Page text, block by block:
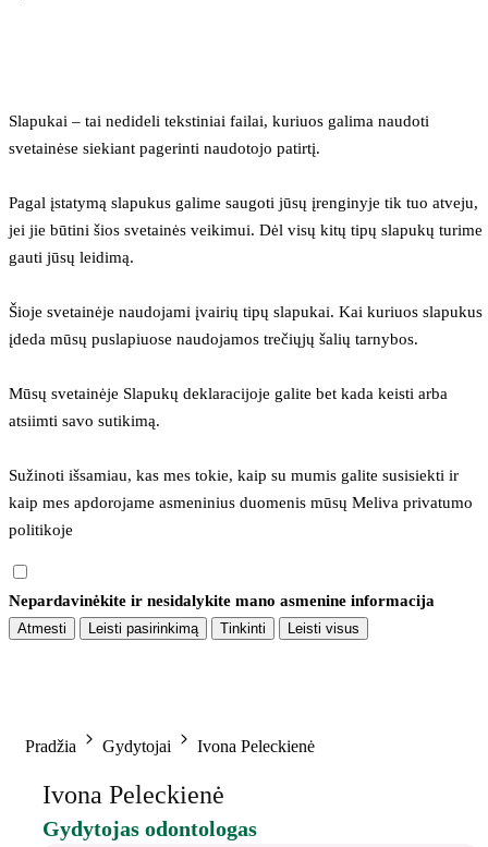
Slapukai – tai nedideli tekstiniai failai, kuriuos galima naudoti
svetainėse siekiant pagerinti naudotojo patirtį.
Pagal įstatymą slapukus galime saugoti jūsų įrenginyje tik tuo atveju,
jei jie būtini šios svetainės veikimui. Dėl visų kitų tipų slapukų turime
gauti jūsų leidimą.
Šioje svetainėje naudojami įvairių tipų slapukai. Kai kuriuos slapukus
įdeda mūsų puslapiuose naudojamos trečiųjų šalių tarnybos.
Mūsų svetainėje Slapukų deklaracijoje galite bet kada keisti arba
atsiimti savo sutikimą.
Sužinoti išsamiau, kas mes tokie, kaip su mumis galite susisiekti ir
kaip mes apdorojame asmeninius duomenis mūsų Meliva privatumo
politikoje
Nepardavinėkite ir nesidalykite mano asmenine informacija
Atmesti Leisti pasirinkimą Tinkinti Leisti visus
Pradžia Gydytojai Ivona Peleckienė
Ivona Peleckienė
Gydytojas odontologas